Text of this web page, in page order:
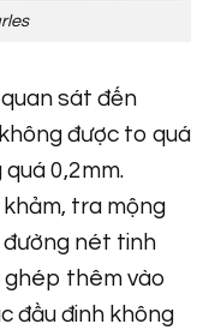
sát đến
được to quá
0,2mm.
tra mộng
đường nét tinh
ghép thêm vào
đầu đinh không